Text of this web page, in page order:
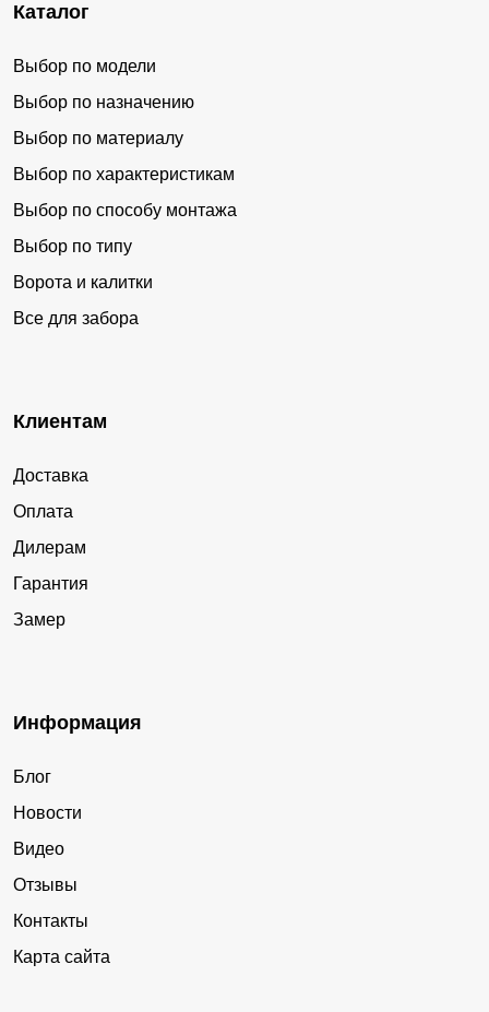
Каталог
Выбор по модели
Выбор по назначению
Выбор по материалу
Выбор по характеристикам
Выбор по способу монтажа
Выбор по типу
Ворота и калитки
Все для забора
Клиентам
Доставка
Оплата
Дилерам
Гарантия
Замер
Информация
Блог
Новости
Видео
Отзывы
Контакты
Карта сайта